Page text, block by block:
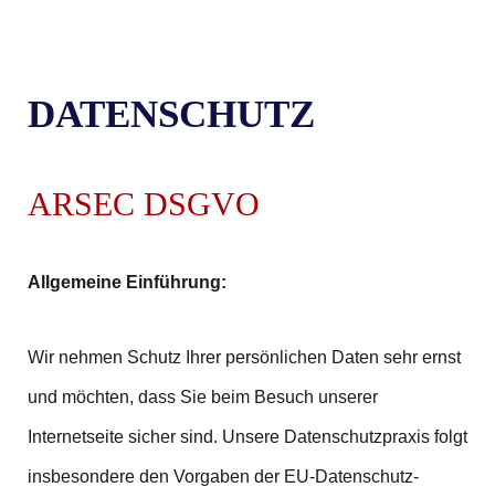
DATENSCHUTZ
ARSEC DSGVO
Allgemeine Einführung:
Wir nehmen Schutz Ihrer persönlichen Daten sehr ernst
und möchten, dass Sie beim Besuch unserer
Internetseite sicher sind. Unsere Datenschutzpraxis folgt
insbesondere den Vorgaben der EU-Datenschutz-